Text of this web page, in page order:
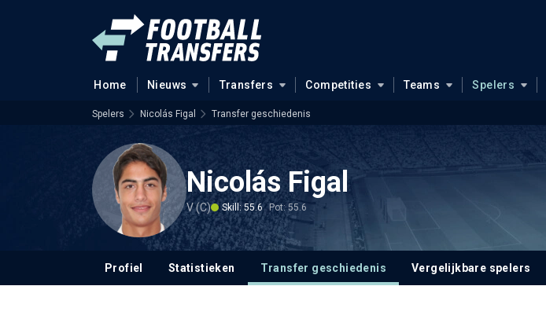
Home Nieuws Transfers Competities Teams Spelers
Spelers Nicolás Figal Transfer geschiedenis
Nicolás Figal
V (C) Skill: 55.6 Pot: 55.6
Profiel Statistieken Transfer geschiedenis Vergelijkbare spelers